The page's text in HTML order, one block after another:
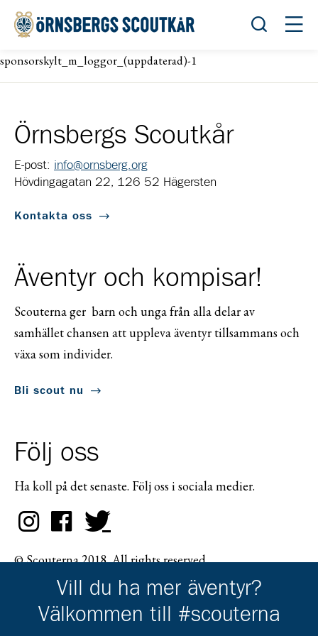
Öppna
sponsorskylt_m_loggor_(uppdaterad)-1
Örnsbergs Scoutkår
E-post: info@ornsberg.org
Hövdingagatan 22, 126 52 Hägersten
Kontakta oss
Äventyr och kompisar!
Scouterna ger barn och unga från alla delar av
samhället chansen att uppleva äventyr tillsammans och
växa som individer.
Bli scout nu
Följ oss
Ha koll på det senaste. Följ oss i sociala medier.
© Scouterna 2018. All rights reserved.
Vill du ha mer äventyr?
Välkommen till #scouterna